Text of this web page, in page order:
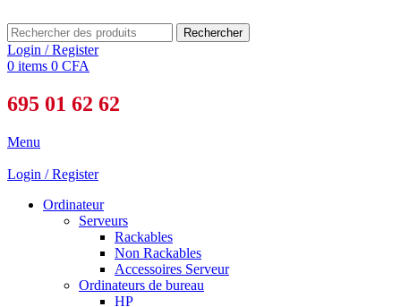
Rechercher
Login / Register
0 items 0 CFA
695 01 62 62
Menu
Login / Register
Ordinateur
Serveurs
Rackables
Non Rackables
Accessoires Serveur
Ordinateurs de bureau
HP